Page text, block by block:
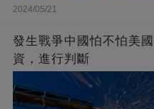
2024/05/21
發生戰爭中國怕不怕美
資，進行判斷